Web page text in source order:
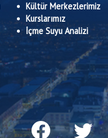
Kültür Merkezlerimiz
Kurslarımız
İçme Suyu Analizi